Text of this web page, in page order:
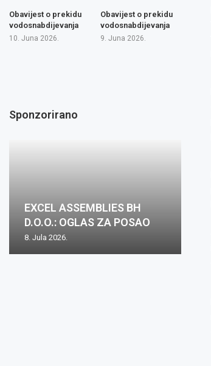
Obavijest o prekidu
vodosnabdijevanja
10. Juna 2026.
Obavijest o prekidu
vodosnabdijevanja
9. Juna 2026.
Sponzorirano
EXCEL ASSEMBLIES BH
D.O.O.: OGLAS ZA POSAO
8. Jula 2026.